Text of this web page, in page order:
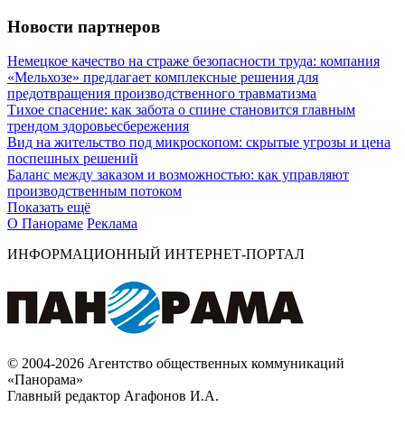
Новости партнеров
Немецкое качество на страже безопасности труда: компания
«Мельхозе» предлагает комплексные решения для
предотвращения производственного травматизма
Тихое спасение: как забота о спине становится главным
трендом здоровьесбережения
Вид на жительство под микроскопом: скрытые угрозы и цена
поспешных решений
Баланс между заказом и возможностью: как управляют
производственным потоком
Показать ещё
О Панораме Реклама
ИНФОРМАЦИОННЫЙ ИНТЕРНЕТ-ПОРТАЛ
© 2004-2026 Агентство общественных коммуникаций
«Панорама»
Главный редактор Агафонов И.А.